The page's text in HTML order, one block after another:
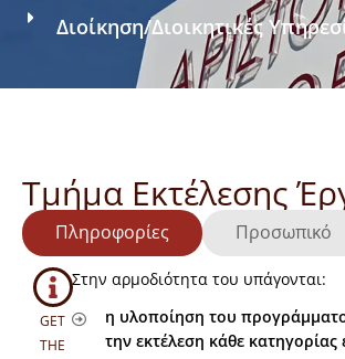
Διοίκηση/Διοικητικές
Τμήμα Εκτέλεσης
Πληροφορίες Προσωπικό
GET
THE
Στην αρμοδιότητα του υπάγονται:
η υλοποίηση του
την εκτέλεση κάθε κατηγορίας